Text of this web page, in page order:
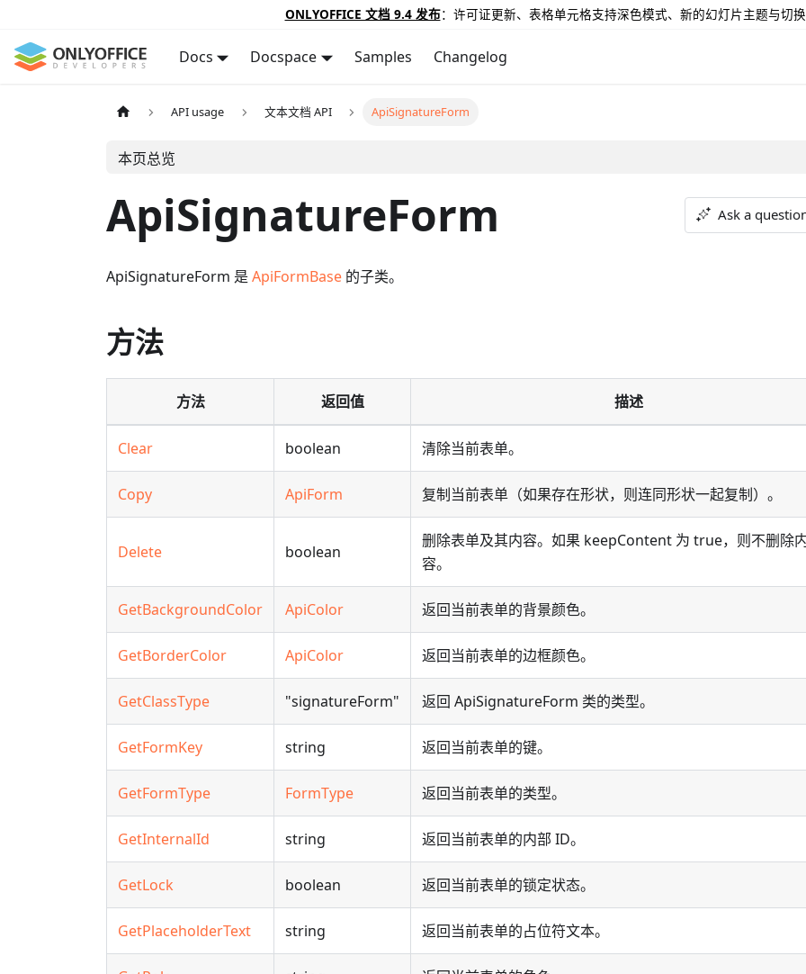
ONLYOFFICE 文档 9.4 发布：许可证更新、表格单元格支持深色模式、新的幻灯片主题与切
Docs Docspace Samples Changelog
API usage 文本文档 API ApiSignatureForm
本页总览
ApiSignatureForm Ask a
ApiSignatureForm 是 ApiFormBase 的子类。
方法
方法 返回值 描述
Clear boolean 清除当前表单。
Copy ApiForm 复制当前表单（如果存在形状，则连同形状一起复制）。
Delete boolean
删除表单及其内容。如果 keepContent 为 true，则不删除
容。
GetBackgroundColor ApiColor 返回当前表单的背景颜色。
GetBorderColor ApiColor 返回当前表单的边框颜色。
GetClassType "signatureForm" 返回 ApiSignatureForm 类的类型。
GetFormKey string 返回当前表单的键。
GetFormType FormType 返回当前表单的类型。
GetInternalId string 返回当前表单的内部 ID。
GetLock boolean 返回当前表单的锁定状态。
GetPlaceholderText string 返回当前表单的占位符文本。